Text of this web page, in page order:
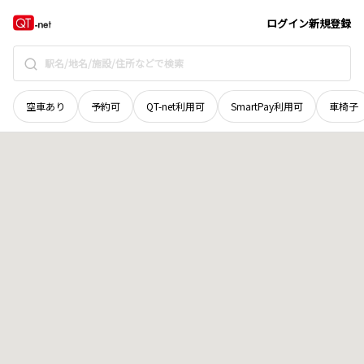
ログイン新規登録
空車あり 予約可 QT-net利用可 SmartPay利用可 車椅子
北海道